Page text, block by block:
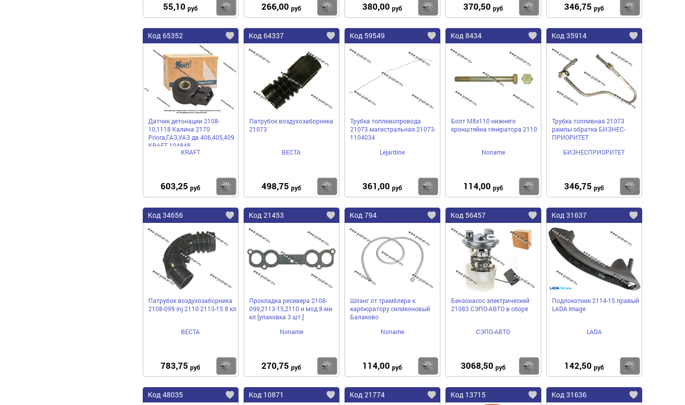
55,10 руб Купить266,00 руб Купить380,00 руб Купить370,50 руб Купить346,75 руб
Код 65352
Датчик детонации 2108-
10,1118 Калина 2170
Priora,ГАЗ,УАЗ дв 406,405,409
KRAFT 104848
KRAFT
603,25 руб Купить
Код 64337
Патрубок воздухозаборника
21073
ВЕСТА
498,75 руб Купить
Код 59549
Трубка топливопровода
21073 магистральная 21073-
1104034
Lejardine
361,00 руб Купить
Код 8434
Болт М8х110 нижнего
кронштейна генератора 2110
Noname
114,00 руб Купить
Код 35914
Трубка топливная 21073
рампы обратка БИЗНЕС-
ПРИОРИТЕТ
БИЗНЕСПРИОРИТЕТ
346,75 руб
Код 34656
Патрубок воздухозаборника
2108-099 inj 2110 2113-15 8 кл
ВЕСТА
783,75 руб Купить
Код 21453
Прокладка ресивера 2108-
099,2113-15,2110 и мод 8-ми
кл [упаковка 3 шт.]
Noname
270,75 руб Купить
Код 794
Шланг от трамблера к
карбюратору силиконовый
Балаково
Noname
114,00 руб Купить
Код 56457
Бензонасос электрический
21083 СЭПО-АВТО в сборе
СЭПО-АВТО
3068,50 руб Купить
Код 31637
Подлокотник 2114-15 правый
LADA Image
LADA
142,50 руб
Код 48035 Код 10871 Код 21774 Код 13715 Код 31636